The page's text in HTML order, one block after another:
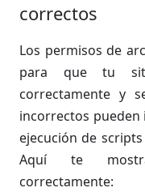
correctos
Los permisos de
para que tu
correctamente y
incorrectos pueden
ejecución de
Aquí te
correctamente: